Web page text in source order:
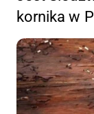
kornika w